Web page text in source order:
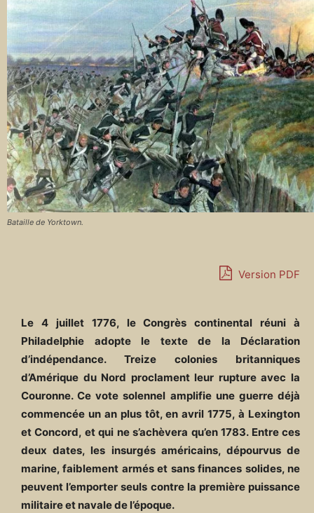
Bataille de Yorktown.
Version PDF
Le 4 juillet 1776, le Congrès continental réuni à
Philadelphie adopte le texte de la Déclaration
d’indépendance. Treize colonies britanniques
d’Amérique du Nord proclament leur rupture avec la
Couronne. Ce vote solennel amplifie une guerre déjà
commencée un an plus tôt, en avril 1775, à Lexington
et Concord, et qui ne s’achèvera qu’en 1783. Entre ces
deux dates, les insurgés américains, dépourvus de
marine, faiblement armés et sans finances solides, ne
peuvent l’emporter seuls contre la première puissance
militaire et navale de l’époque.